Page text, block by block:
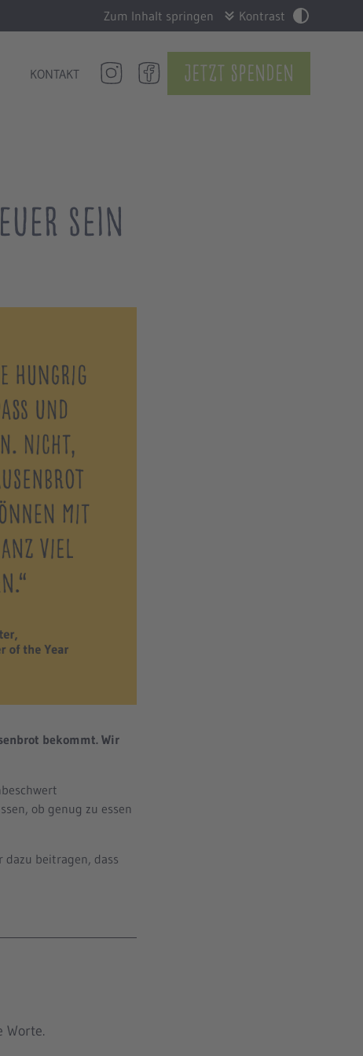
Zum Inhalt springen Kontrast
KONTAKT Jetzt Spenden
sein
bekommt. Wir
ob genug zu essen
dazu beitragen, dass
Worte.